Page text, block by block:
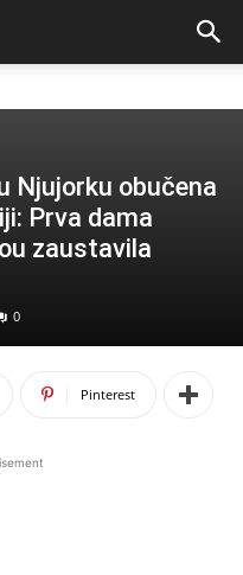
Njujorku obučena
Prva dama
zaustavila
0
Pinterest